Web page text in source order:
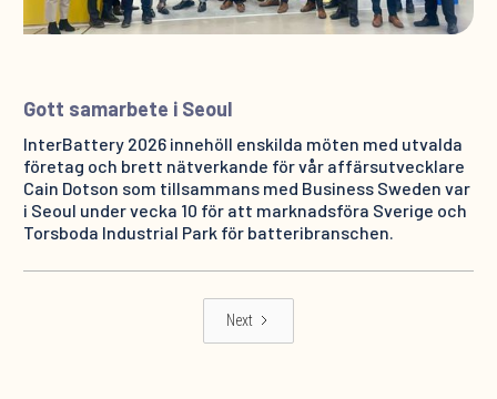
Gott samarbete i Seoul
InterBattery 2026 innehöll enskilda möten med utvalda
företag och brett nätverkande för vår affärsutvecklare
Cain Dotson som tillsammans med Business Sweden var
i Seoul under vecka 10 för att marknadsföra Sverige och
Torsboda Industrial Park för batteribranschen.
Next